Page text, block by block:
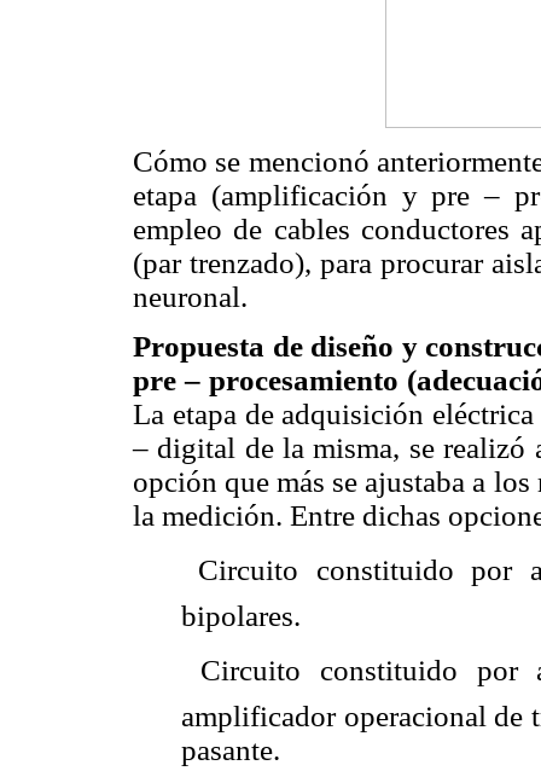
Cómo se mencionó
etapa (amplificación y pre –
empleo de cables conductores
(par trenzado), para procurar
neuronal.
Propuesta de diseño y
pre – procesamiento
La etapa de adquisición
– digital de la misma, se realizó
opción que más se ajustaba a
la medición. Entre dichas
 Circuito constituido por
bipolares.
 Circuito constituido
amplificador operacional de
pasante.